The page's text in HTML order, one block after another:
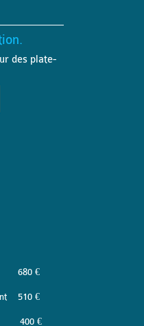
des plate-
680 €
510 €
400 €